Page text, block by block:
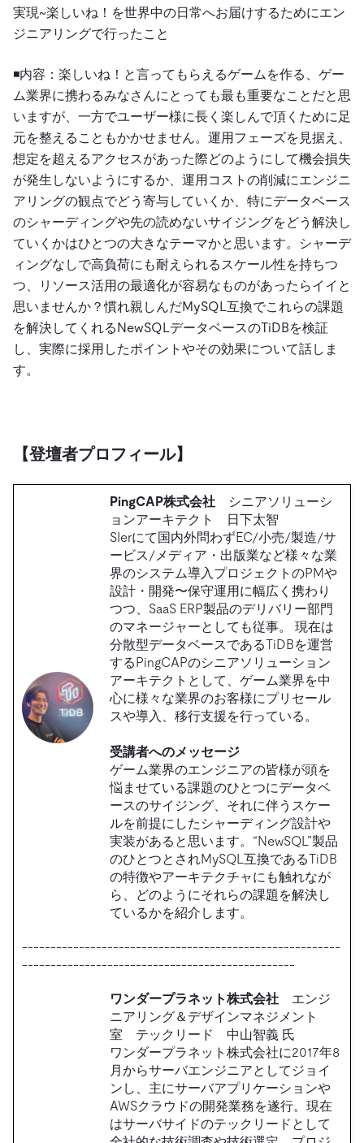
実現~楽しいね！を世界中の日常へお届けするためにエン
ジニアリングで行ったこと
◾️内容： 楽しいね！と言ってもらえるゲームを作る、ゲー
ム業界に携わるみなさんにとっても最も重要なことだと思
いますが、一方でユーザー様に長く楽しんで頂くために足
元を整えることもかかせません。運用フェーズを見据え、
想定を超えるアクセスがあった際どのようにして機会損失
が発生しないようにするか、運用コストの削減にエンジニ
アリングの観点でどう寄与していくか、特にデータベース
のシャーディングや先の読めないサイジングをどう解決し
ていくかはひとつの大きなテーマかと思います。シャーデ
ィングなしで高負荷にも耐えられるスケール性を持ちつ
つ、リソース活用の最適化が容易なものがあったらイイと
思いませんか？慣れ親しんだMySQL互換でこれらの課題
を解決してくれるNewSQLデータベースのTiDBを検証
し、実際に採用したポイントやその効果について話しま
す。
【登壇者プロフィール】
PingCAP株式会社 シニアソリューシ
ョンアーキテクト 日下太智
SIerにて国内外問わずEC/小売/製造/サ
ービス/メディア・出版業など様々な業
界のシステム導入プロジェクトのPMや
設計・開発〜保守運用に幅広く携わり
つつ、SaaS ERP製品のデリバリー部門
のマネージャーとしても従事。 現在は
分散型データベースであるTiDBを運営
するPingCAPのシニアソリューション
アーキテクトとして、ゲーム業界を中
心に様々な業界のお客様にプリセール
スや導入、移行支援を行っている。
受講者へのメッセージ
ゲーム業界のエンジニアの皆様が頭を
悩ませている課題のひとつにデータベ
ースのサイジング、それに伴うスケー
ルを前提にしたシャーディング設計や
実装があると思います。“NewSQL”製品
のひとつとされMySQL互換であるTiDB
の特徴やアーキテクチャにも触れなが
ら、どのようにそれらの課題を解決し
ているかを紹介します。
--------------------------------------------------------
------------------------------------------------
ワンダープラネット株式会社 エンジ
ニアリング＆デザインマネジメント
室 テックリード 中山智義 氏
ワンダープラネット株式会社に2017年8
月からサーバエンジニアとしてジョイ
ンし、主にサーバアプリケーションや
AWSクラウドの開発業務を遂行。現在
はサーバサイドのテックリードとして